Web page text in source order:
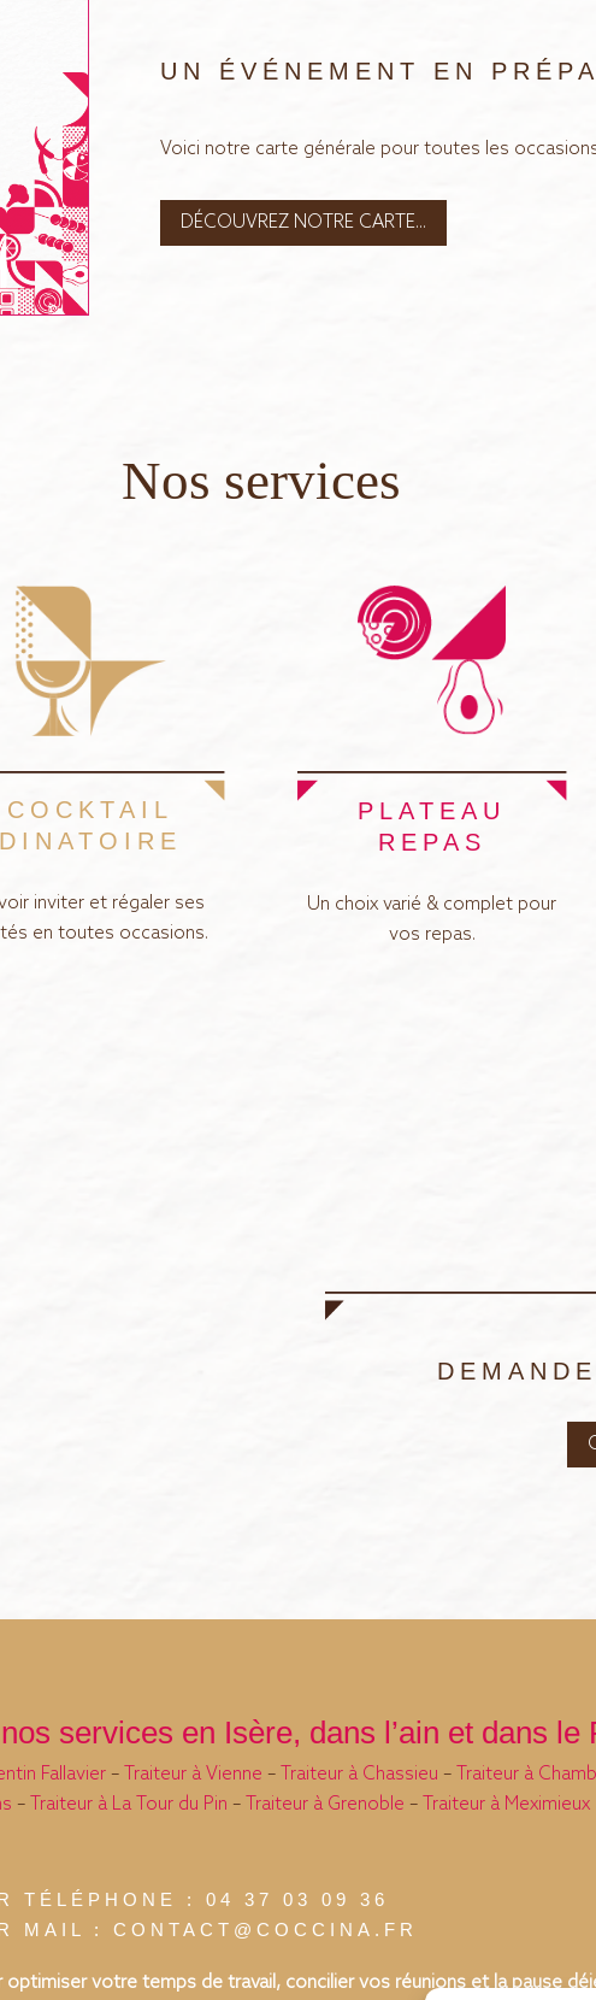
UN ÉVÉNEMENT EN
Voici notre carte générale pour toutes les
DÉCOUVREZ NOTRE CARTE...
Nos services
COCKTAIL
DINATOIRE
inviter et régaler ses
en toutes occasions.
PLATEAU
REPAS
Un choix varié & complet pour
vos repas.
services en Isère, dans l’ain et dans le
Fallavier – Traiteur à Vienne – Traiteur à Chassieu – Traiteur à
– Traiteur à La Tour du Pin – Traiteur à Grenoble – Traiteur à Meximieux
TÉLÉPHONE : 04 37 03 09 36
MAIL : CONTACT@COCCINA.FR
optimiser votre temps de travail, concilier vos réunions et la pause